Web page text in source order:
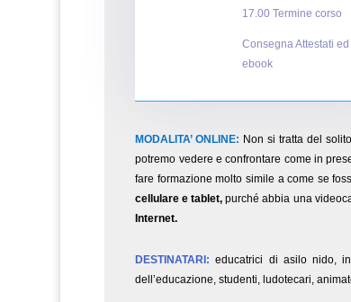
17.00 Termine corso
Consegna Attestati ed
ebook
MODALITA’ ONLINE: Non si tratta del
potremo vedere e confrontare come in
fare formazione molto simile a come se
cellulare e tablet, purché abbia una
Internet.
DESTINATARI: educatrici di asilo nido,
dell’educazione, studenti, ludotecari,